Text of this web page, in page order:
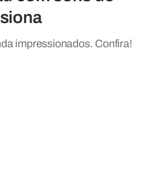
impressionados. Confira!